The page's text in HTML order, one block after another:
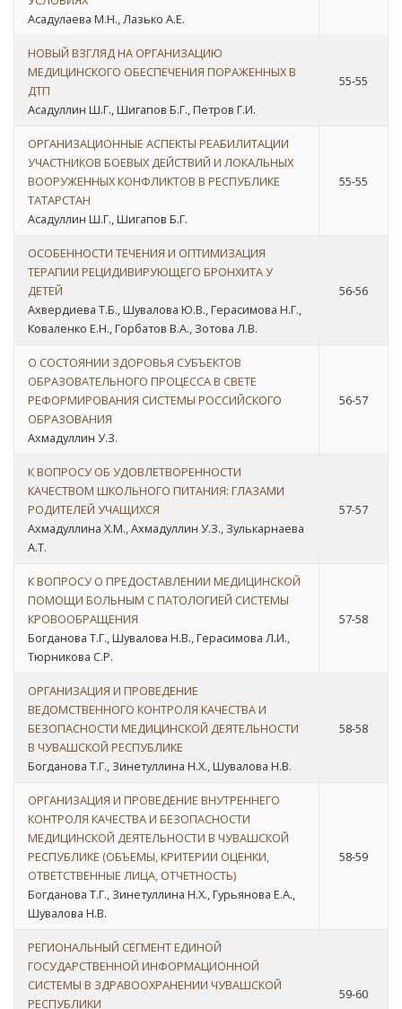
Асадулаева М.Н., Лазько А.Е.
НОВЫЙ ВЗГЛЯД НА ОРГАНИЗАЦИЮ
МЕДИЦИНСКОГО ОБЕСПЕЧЕНИЯ ПОРАЖЕННЫХ В
ДТП
Асадуллин Ш.Г., Шигапов Б.Г., Петров Г.И.
55-55
ОРГАНИЗАЦИОННЫЕ АСПЕКТЫ РЕАБИЛИТАЦИИ
УЧАСТНИКОВ БОЕВЫХ ДЕЙСТВИЙ И ЛОКАЛЬНЫХ
ВООРУЖЕННЫХ КОНФЛИКТОВ В РЕСПУБЛИКЕ
ТАТАРСТАН
Асадуллин Ш.Г., Шигапов Б.Г.
55-55
ОСОБЕННОСТИ ТЕЧЕНИЯ И ОПТИМИЗАЦИЯ
ТЕРАПИИ РЕЦИДИВИРУЮЩЕГО БРОНХИТА У
ДЕТЕЙ
Ахвердиева Т.Б., Шувалова Ю.В., Герасимова Н.Г.,
Коваленко Е.Н., Горбатов В.А., Зотова Л.В.
56-56
О СОСТОЯНИИ ЗДОРОВЬЯ СУБЪЕКТОВ
ОБРАЗОВАТЕЛЬНОГО ПРОЦЕССА В СВЕТЕ
РЕФОРМИРОВАНИЯ СИСТЕМЫ РОССИЙСКОГО
ОБРАЗОВАНИЯ
Ахмадуллин У.З.
56-57
К ВОПРОСУ ОБ УДОВЛЕТВОРЕННОСТИ
КАЧЕСТВОМ ШКОЛЬНОГО ПИТАНИЯ: ГЛАЗАМИ
РОДИТЕЛЕЙ УЧАЩИХСЯ
Ахмадуллина Х.М., Ахмадуллин У.З., Зулькарнаева
А.Т.
57-57
К ВОПРОСУ О ПРЕДОСТАВЛЕНИИ МЕДИЦИНСКОЙ
ПОМОЩИ БОЛЬНЫМ С ПАТОЛОГИЕЙ СИСТЕМЫ
КРОВООБРАЩЕНИЯ
Богданова Т.Г., Шувалова Н.В., Герасимова Л.И.,
Тюрникова С.Р.
57-58
ОРГАНИЗАЦИЯ И ПРОВЕДЕНИЕ
ВЕДОМСТВЕННОГО КОНТРОЛЯ КАЧЕСТВА И
БЕЗОПАСНОСТИ МЕДИЦИНСКОЙ ДЕЯТЕЛЬНОСТИ
В ЧУВАШСКОЙ РЕСПУБЛИКЕ
Богданова Т.Г., Зинетуллина Н.Х., Шувалова Н.В.
58-58
ОРГАНИЗАЦИЯ И ПРОВЕДЕНИЕ ВНУТРЕННЕГО
КОНТРОЛЯ КАЧЕСТВА И БЕЗОПАСНОСТИ
МЕДИЦИНСКОЙ ДЕЯТЕЛЬНОСТИ В ЧУВАШСКОЙ
РЕСПУБЛИКЕ (ОБЪЕМЫ, КРИТЕРИИ ОЦЕНКИ,
ОТВЕТСТВЕННЫЕ ЛИЦА, ОТЧЕТНОСТЬ)
Богданова Т.Г., Зинетуллина Н.Х., Гурьянова Е.А.,
Шувалова Н.В.
58-59
РЕГИОНАЛЬНЫЙ СЕГМЕНТ ЕДИНОЙ
ГОСУДАРСТВЕННОЙ ИНФОРМАЦИОННОЙ
СИСТЕМЫ В ЗДРАВООХРАНЕНИИ ЧУВАШСКОЙ
РЕСПУБЛИКИ
59-60